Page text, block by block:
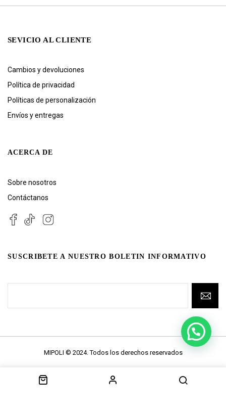
SEVICIO AL CLIENTE
Cambios y devoluciones
Política de privacidad
Políticas de personalización
Envíos y entregas
ACERCA DE
Sobre nosotros
Contáctanos
SUSCRIBETE A NUESTRO BOLETIN INFORMATIVO
MIPOLI © 2024. Todos los derechos reservados